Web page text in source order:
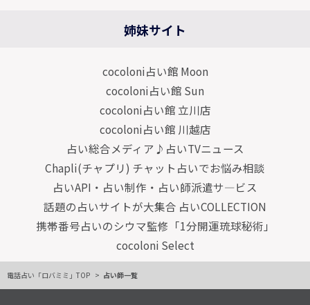
姉妹サイト
cocoloni占い館 Moon
cocoloni占い館 Sun
cocoloni占い館 立川店
cocoloni占い館 川越店
占い総合メディア♪占いTVニュース
Chapli(チャプリ) チャット占いでお悩み相談
占いAPI・占い制作・占い師派遣サ―ビス
話題の占いサイトが大集合 占いCOLLECTION
携帯番号占いのシウマ監修「1分開運琉球秘術」
cocoloni Select
電話占い「ロバミミ」TOP 占い師一覧